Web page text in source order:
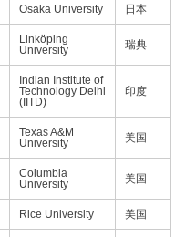
Osaka University 日本
Linköping
University
瑞典
Indian Institute of
Technology Delhi
(IITD)
印度
Texas A&M
University
美国
Columbia
University
美国
Rice University 美国